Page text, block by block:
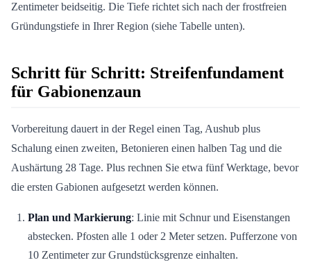
Zentimeter beidseitig. Die Tiefe richtet sich nach der frostfreien
Gründungstiefe in Ihrer Region (siehe Tabelle unten).
Schritt für Schritt: Streifenfundament
für Gabionenzaun
Vorbereitung dauert in der Regel einen Tag, Aushub plus
Schalung einen zweiten, Betonieren einen halben Tag und die
Aushärtung 28 Tage. Plus rechnen Sie etwa fünf Werktage, bevor
die ersten Gabionen aufgesetzt werden können.
Plan und Markierung: Linie mit Schnur und Eisenstangen
abstecken. Pfosten alle 1 oder 2 Meter setzen. Pufferzone von
10 Zentimeter zur Grundstücksgrenze einhalten.